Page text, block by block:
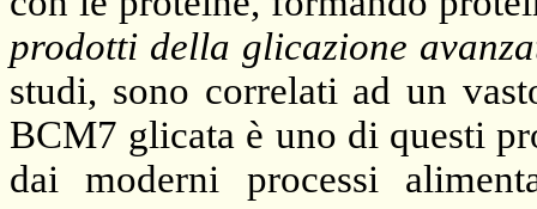
prodotti della glicazione
studi, sono correlati ad un
BCM7 glicata è uno di questi
dai moderni processi